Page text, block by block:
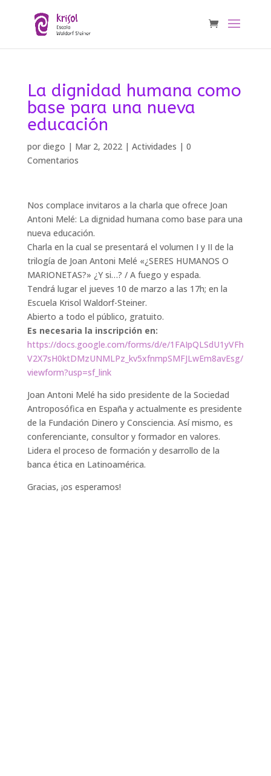
La dignidad humana como
base para una nueva
educación
por diego | Mar 2, 2022| Actividades | 0
Comentarios
Nos complace invitaros a la charla que ofrece Joan
Antoni Melé: La dignidad humana como base para una
nueva educación.
Charla en la cual se presentará el volumen I y II de la
trilogía de Joan Antoni Melé «¿SERES HUMANOS O
MARIONETAS?» ¿Y si…? / A fuego y espada.
Tendrá lugar el jueves 10 de marzo a las 17h; en la
Escuela Krisol Waldorf-Steiner.
Abierto a todo el público, gratuito.
Es necesaria la inscripción en:
https://docs.google.com/forms/d/e/1FAIpQLSdU1yVFh
V2X7sH0ktDMzUNMLPz_kv5xfnmpSMFJLwEm8avEsg/
viewform?usp=sf_link
Joan Antoni Melé ha sido presidente de la Sociedad
Antroposófica en España y actualmente es presidente
de la Fundación Dinero y Consciencia. Así mismo, es
conferenciante, consultor y formador en valores.
Lidera el proceso de formación y desarrollo de la
banca ética en Latinoamérica.
Gracias, ¡os esperamos!